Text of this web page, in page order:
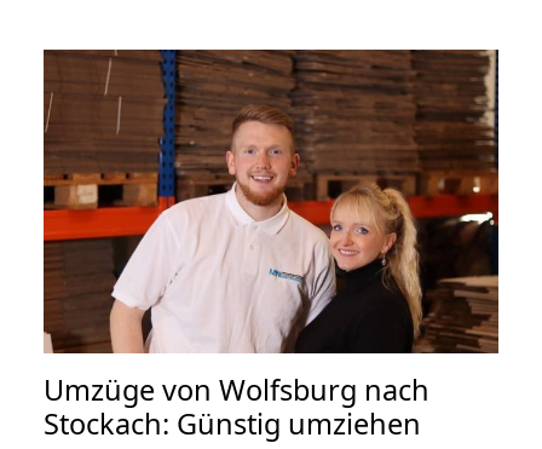
Umzüge von Wolfsburg nach
Stockach: Günstig umziehen